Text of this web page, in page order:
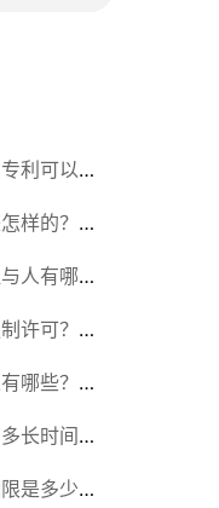
利可以同
样的？申
钱不同
人有哪些
同与专利
许可？专
什么？
哪些？专
长时间？
被驳回？
是多少